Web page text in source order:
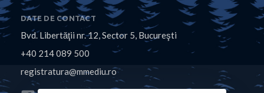
DATE DE CONTACT
Bvd. Libertăţii nr. 12, Sector 5, Bucureşti
+40 214 089 500
registratura@mmediu.ro